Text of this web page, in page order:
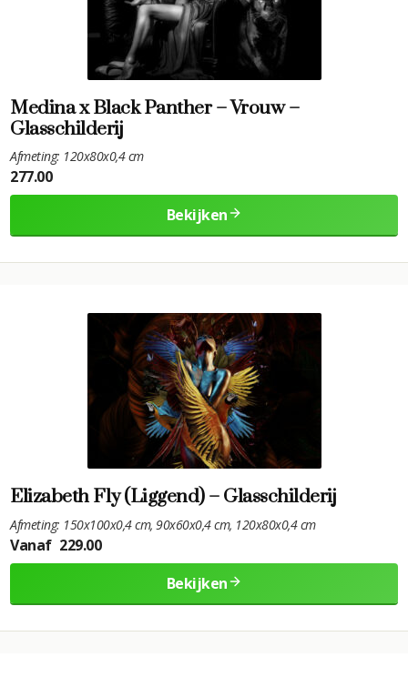
Medina x Black Panther – Vrouw –
Glasschilderij
Afmeting: 120x80x0,4 cm
277.00
Bekijken
Elizabeth Fly (Liggend) – Glasschilderij
Afmeting: 150x100x0,4 cm, 90x60x0,4 cm, 120x80x0,4 cm
Vanaf 229.00
Bekijken